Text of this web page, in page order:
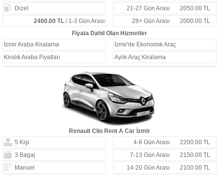
Dizel
21-27 Gün Arası
2050.00 TL
2400.00 TL/ 1-3 Gün Arası 28+ Gün Arası
2000.00 TL
Fiyata Dahil Olan Hizmetler
İzmir Araba Kiralama
İzmir'de Ekonomik Araç
Kiralık Araba Fiyatları
Aylık Araç Kiralama
Renault Clio Rent A Car İzmir
5 Kişi
4-6 Gün Arası
2200.00 TL
3 Bagaj
7-13 Gün Arası
2150.00 TL
Manuel
14-20 Gün Arası 2100.00 TL